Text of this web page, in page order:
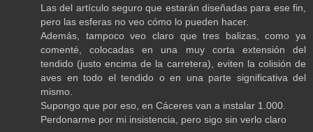
Las del artículo seguro que estarán diseñadas para ese fin,
pero las esferas no veo cómo lo pueden hacer.
Además, tampoco veo claro que tres balizas, como ya
comenté, colocadas en una muy corta extensión del
tendido (justo encima de la carretera), eviten la colisión de
aves en todo el tendido o en una parte significativa del
mismo.
Supongo que por eso, en Cáceres van a instalar 1.000.
Perdonarme por mi insistencia, pero sigo sin verlo claro